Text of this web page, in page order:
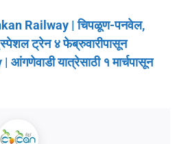
Railway | चिपळूण-पनवेल,
स्पेशल ट्रेन ४ फेब्रुवारीपासून
यात्रेसाठी १ मार्चपासून